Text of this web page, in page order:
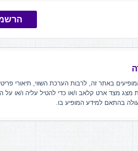
באתר זה, לרבות הערכת השווי, תיאורי
מצג מצד ארט קלאב ו/או כדי להטיל עליה ו/או
בהתאם למידע המופיע בו.